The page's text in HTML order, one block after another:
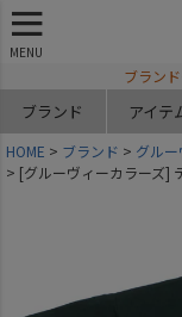
MENU
ブラン
ブランド アイテ
HOME ブランド
グル
[グルーヴィーカラーズ]